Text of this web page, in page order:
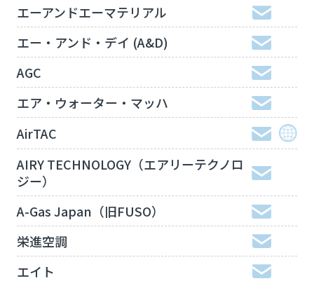
エーアンドエーマテリアル
エー・アンド・デイ (A&D)
AGC
エア・ウォーター・マッハ
AirTAC
AIRY TECHNOLOGY（エアリーテクノロ
ジー）
A-Gas Japan（旧FUSO）
栄進空調
エイト